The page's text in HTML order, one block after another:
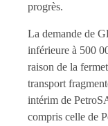
progrès.
La demande de
inférieure à 500
raison de la
transport
intérim de
compris celle de